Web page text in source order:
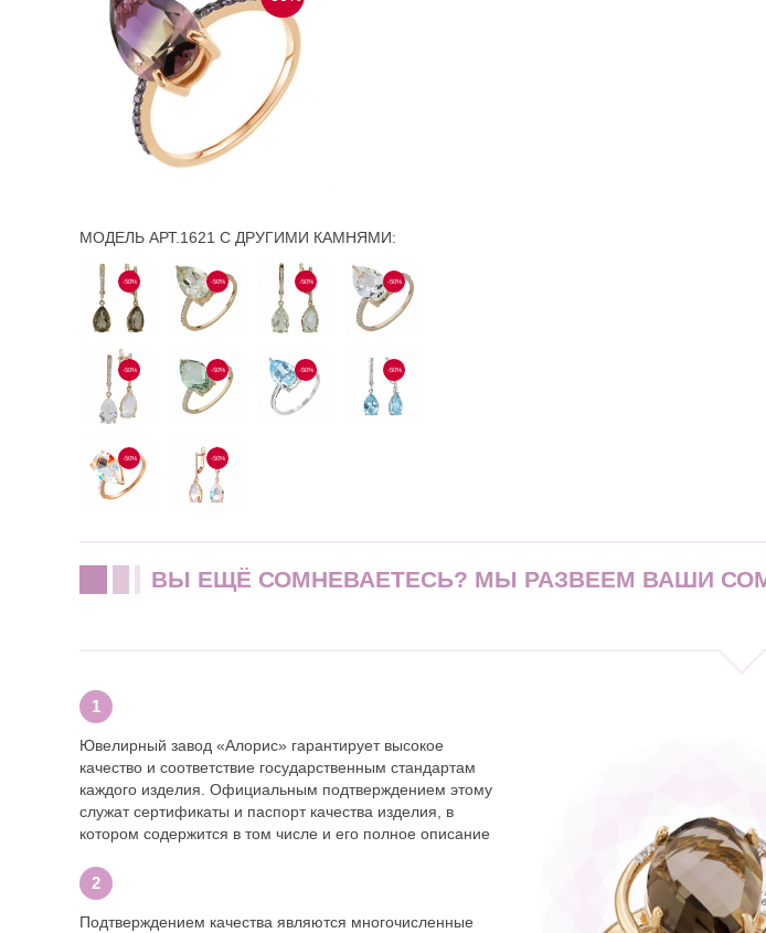
МОДЕЛЬ АРТ.1621 С ДРУГИМИ КАМНЯМИ:
-50% -50% -50% -50%
-50% -50% -50% -50%
-50% -50%
ВЫ ЕЩЁ СОМНЕВАЕТЕСЬ? МЫ РАЗВЕЕМ ВАШИ
Ювелирный завод «Алорис» гарантирует высокое
качество и соответствие государственным стандартам
каждого изделия. Официальным подтверждением этому
служат сертификаты и паспорт качества изделия, в
котором содержится в том числе и его полное описание
Подтверждением качества являются многочисленные